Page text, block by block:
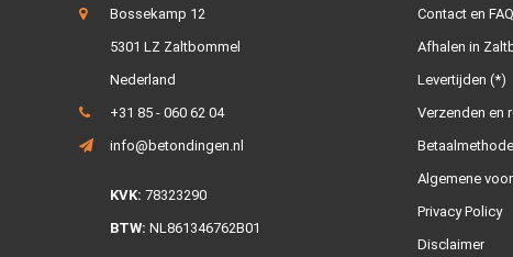
Bossekamp 12
5301 LZ Zaltbommel
Nederland
+31 85 - 060 62 04
info@betondingen.nl
KVK: 78323290
BTW: NL861346762B01
Contact en FAQ
Afhalen in
Levertijden (*)
Verzenden en
Algemene
Privacy Policy
Disclaimer